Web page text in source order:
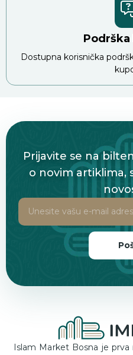
Dostupna korisnička
Prijavite se na
o novim artiklima,
Islam Market Bosna je